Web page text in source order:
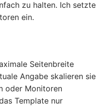
zu halten. Ich setzte
ein.
Seitenbreite
Angabe skalieren sie
oder Monitoren
Template nur